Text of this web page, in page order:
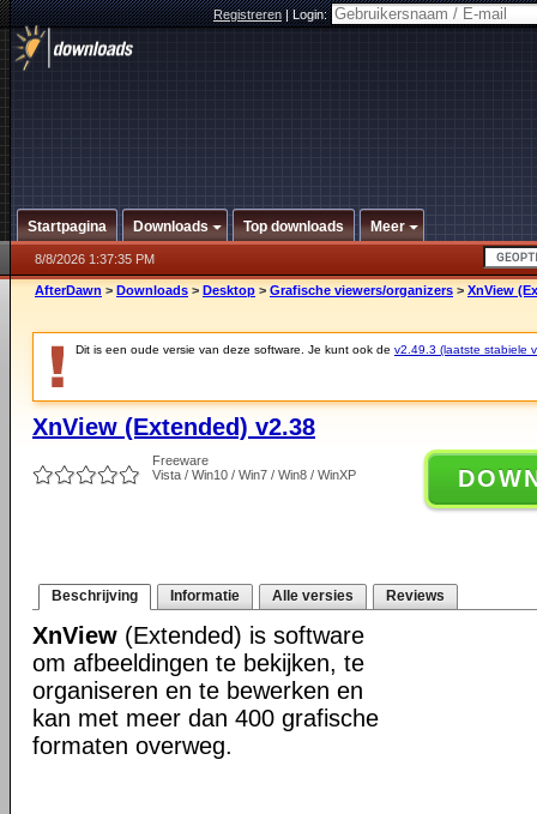
Registreren|Login:
Startpagina Downloads Top downloads Meer
8/8/2026 1:37:35 PM
AfterDawn > Downloads > Desktop > Grafische viewers/organizers > XnView
Dit is een oude versie van deze software. Je kunt ook de v2.49.3 (laatste stabiele
XnView (Extended) v2.38
Freeware
Vista / Win10 / Win7 / Win8 / WinXP
Beschrijving Informatie Alle versies Reviews
XnView (Extended) is software
om afbeeldingen te bekijken, te
organiseren en te bewerken en
kan met meer dan 400 grafische
formaten overweg.